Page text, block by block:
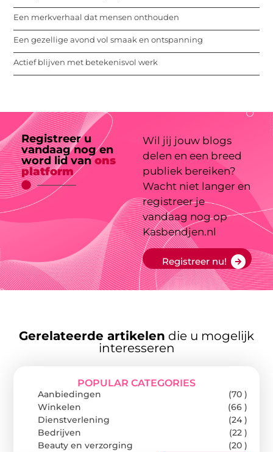
Een merkverhaal dat mensen onthouden
Een gezellige avond vol smaak en ontspanning
Actief blijven met betekenisvol werk
Registreer u
vandaag nog en
word lid vanons
platform
Wil jij jouw blogs
delen en een breed
publiek bereiken?
Wacht niet langer en
registreer je
vandaag nog op
Kasbendjen.nl
Registreer nu!
Gerelateerde artikelen die u mogelijk
interesseren
POPULAR CATEGORIES
Aanbiedingen
(70 )
Winkelen
(66 )
Dienstverlening
(24 )
Bedrijven
(22 )
Beauty en verzorging
(20 )